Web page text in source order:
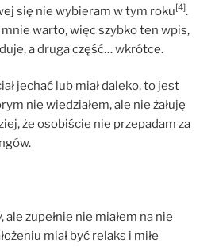
się nie wybieram w tym roku[4].
warto, więc szybko ten wpis,
a druga część… wkrótce.
jechać lub miał daleko, to jest
nie wiedziałem, ale nie żałuję
że osobiście nie przepadam za
ale zupełnie nie miałem na nie
miał być relaks i miłe